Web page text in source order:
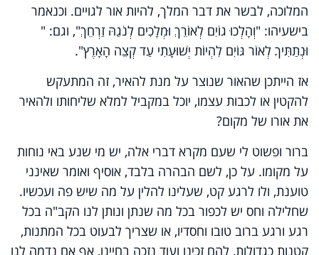
המלוכה, לבשר את דבר המלך, להיות אור לגויים. וכנאמר
בישעיהו: "וְהָלְכוּ גוֹיִם לְאוֹרֵךְ וּמְלָכִים לְנֹגַהּ זַרְחֵךְ", וגם: "
וּנְתַתִּיךָ לְאוֹר גּוֹיִם לִהְיוֹת יְשׁוּעָתִי עַד קְצֵה הָאָרֶץ".
אז הייתכן שהאור שנוצר על מנת להאיר, זה המתעקש
להקטין או לכבות עצמו, יוכל במקביל למלא שליחותו ולהאיר
את אורו של מקום?
ברור ופשוט לי שעם מקרא דברי אלה, יש מי שנע באי נוחות
על מקומו. על כן, לשם הבהרה בלבד, אוסיף ואומר שאינני
טוענת, ולו לרגע קט, שעלינו להלין על מה שיש פה ועכשיו.
שחלילה וחס יש לכפור בכל מה שנתן ונותן לנו הקב"ה בכל
רגע ורגע ברוב טובו וחסדיו, או שצריך לבעוט בכל המתנות,
קטנות כגדולות, להם זכינו ועוד נזכה בחיינו, אף אם נדמה לנו